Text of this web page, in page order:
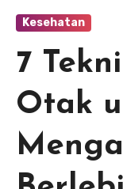
Kesehatan
7
Otak